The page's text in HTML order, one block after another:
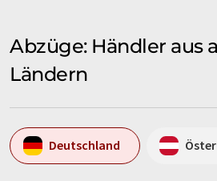
Abzüge: Händler aus
Ländern
Deutschland